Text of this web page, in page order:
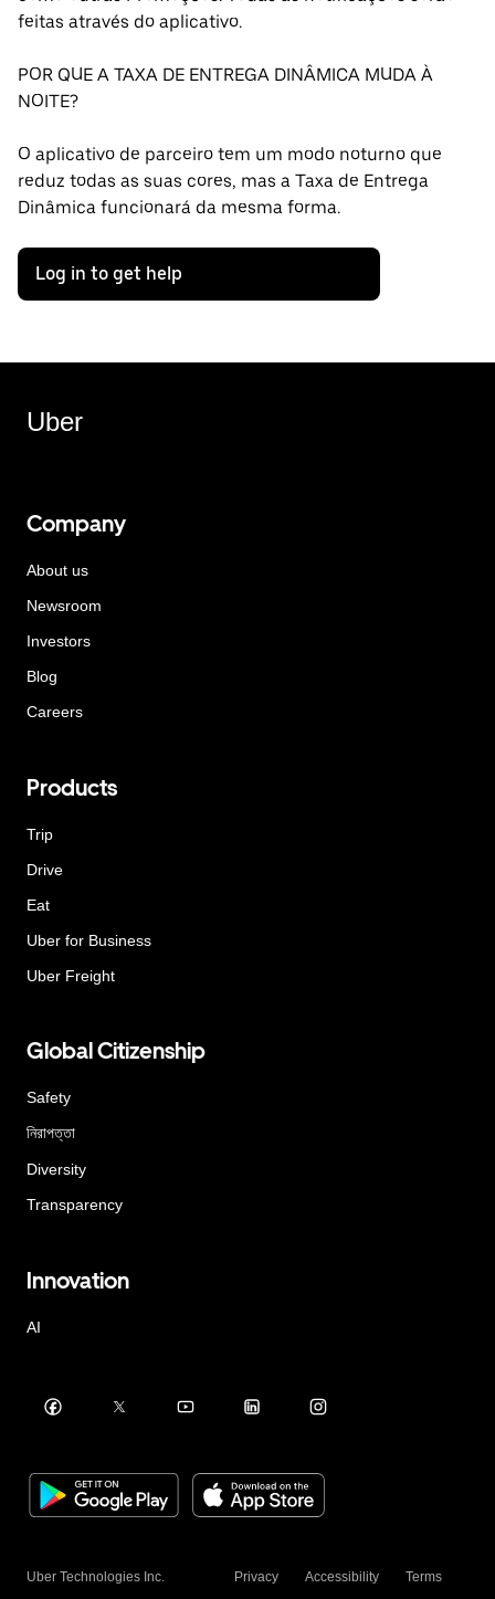
feitas através do aplicativo.
POR QUE A TAXA DE ENTREGA DINÂMICA MUDA À
NOITE?
O aplicativo de parceiro tem um modo noturno que
reduz todas as suas cores, mas a Taxa de Entrega
Dinâmica funcionará da mesma forma.
Log in to get help
Uber
Company
About us
Newsroom
Investors
Blog
Careers
Products
Trip
Drive
Eat
Uber for Business
Uber Freight
Global Citizenship
Safety
নিরাপত্তা
Diversity
Transparency
Innovation
AI
Uber Technologies Inc. Privacy Accessibility Terms